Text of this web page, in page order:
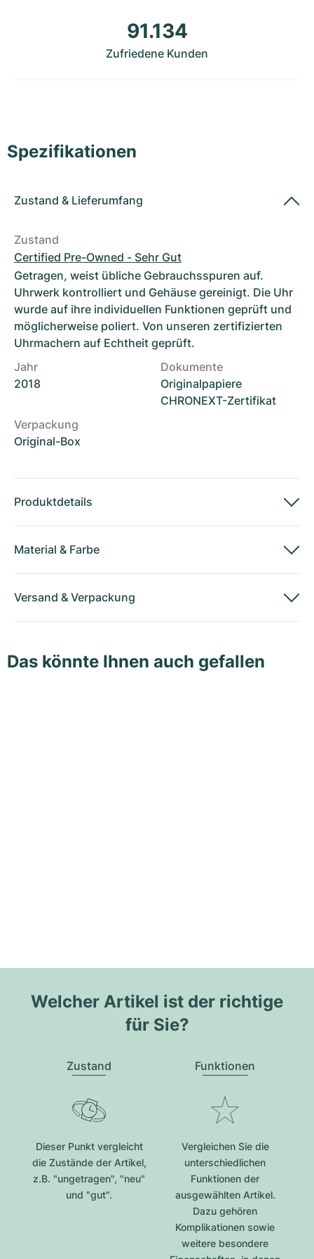
91.134
Zufriedene Kunden
Spezifikationen
Zustand & Lieferumfang
Zustand
Certified Pre-Owned - Sehr Gut
Getragen, weist übliche Gebrauchsspuren auf.
Uhrwerk kontrolliert und Gehäuse gereinigt. Die Uhr
wurde auf ihre individuellen Funktionen geprüft und
möglicherweise poliert. Von unseren zertifizierten
Uhrmachern auf Echtheit geprüft.
Jahr
2018
Dokumente
Originalpapiere
CHRONEXT-Zertifikat
Verpackung
Original-Box
Produktdetails
Material & Farbe
Versand & Verpackung
Das könnte Ihnen auch gefallen
Welcher Artikel ist der richtige
für Sie?
Zustand
Dieser Punkt vergleicht
die Zustände der Artikel,
z.B. "ungetragen", "neu"
und "gut".
Funktionen
Vergleichen Sie die
unterschiedlichen
Funktionen der
ausgewählten Artikel.
Dazu gehören
Komplikationen sowie
weitere besondere